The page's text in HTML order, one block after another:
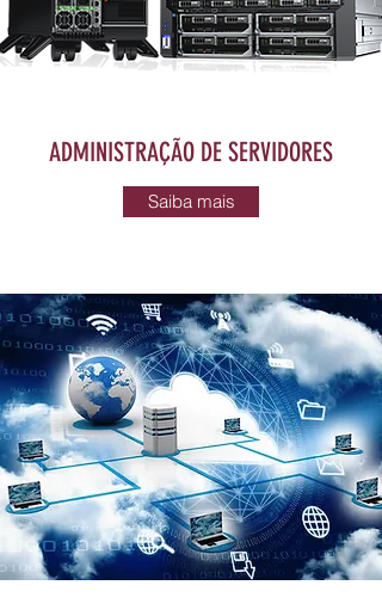
ADMINISTRAÇÃO DE SERVIDORES
Saiba mais